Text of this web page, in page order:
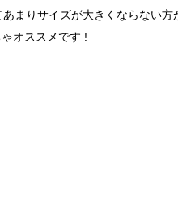
まりサイズが大きくならない
オススメです !